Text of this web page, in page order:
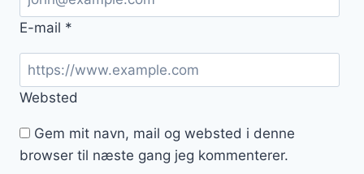
E-mail *
Websted
Gem mit navn, mail og websted i denne
browser til næste gang jeg kommenterer.